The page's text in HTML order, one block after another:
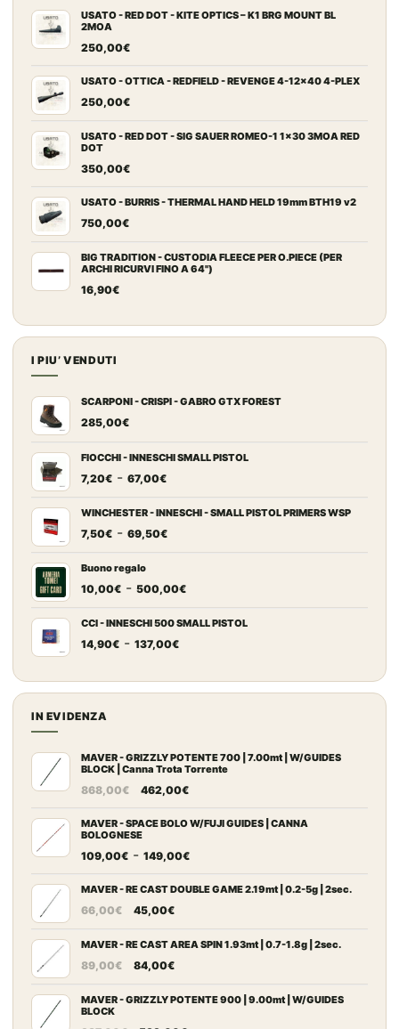
USATO - RED DOT - KITE OPTICS – K1 BRG MOUNT BL
2MOA
250,00€
USATO - OTTICA - REDFIELD - REVENGE 4-12x40 4-PLEX
250,00€
USATO - RED DOT - SIG SAUER ROMEO-1 1x30 3MOA RED
DOT
350,00€
USATO - BURRIS - THERMAL HAND HELD 19mm BTH19 v2
750,00€
BIG TRADITION - CUSTODIA FLEECE PER O.PIECE (PER
ARCHI RICURVI FINO A 64")
16,90€
I PIU’ VENDUTI
SCARPONI - CRISPI - GABRO GTX FOREST
285,00€
FIOCCHI - INNESCHI SMALL PISTOL
7,20€ - 67,00€Fascia
prezzo:
da
67,00€
WINCHESTER - INNESCHI - SMALL PISTOL PRIMERS WSP
7,50€ - 69,50€Fascia
da
a
69,50€
Buono regalo
10,00€ - 500,00€Fascia
prezzo:
a
500,00€
CCI - INNESCHI 500 SMALL PISTOL
14,90€ - 137,00€Fascia
prezzo:
da
137,00€
IN EVIDENZA
MAVER - GRIZZLY POTENTE 700 | 7.00mt | W/GUIDES
BLOCK | Canna Trota Torrente
868,00€
Il
originale
era:
868,00€.
462,00€Il
attuale
462,00€.
MAVER - SPACE BOLO W/FUJI GUIDES | CANNA
BOLOGNESE
109,00€ - 149,00€Fascia
prezzo:
a
MAVER - RE CAST DOUBLE GAME 2.19mt | 0.2-5g | 2sec.
66,00€
Il
originale
era:
45,00€Il
attuale
è:
MAVER - RE CAST AREA SPIN 1.93mt | 0.7-1.8g | 2sec.
89,00€
Il
originale
84,00€Il
attuale
MAVER - GRIZZLY POTENTE 900 | 9.00mt | W/GUIDES
BLOCK